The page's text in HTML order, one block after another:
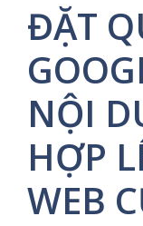
ĐẶT
NỘI
HỢP
WEB